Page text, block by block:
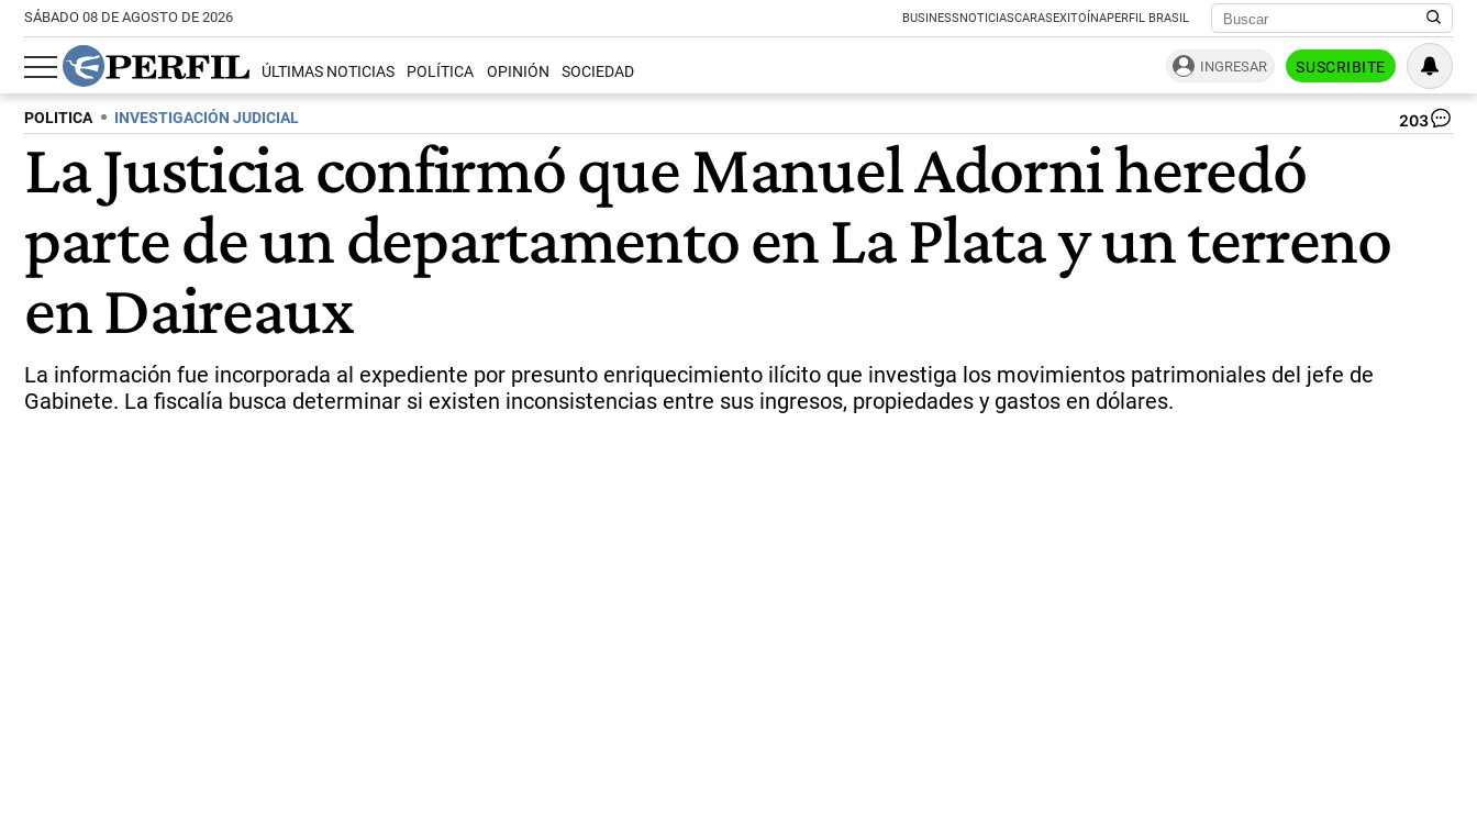
SÁBADO 08 DE AGOSTO DE 2026 BUSINESSNOTICIASCARASEXITOÍNAPERFIL BRASIL
ÚLTIMAS NOTICIAS POLÍTICA OPINIÓN SOCIEDAD INGRESAR SUSCRIBITE
POLITICA INVESTIGACIÓN JUDICIAL 203
La Justicia confirmó que Manuel Adorni heredó
parte de un departamento en La Plata y un terreno
en Daireaux
La información fue incorporada al expediente por presunto enriquecimiento ilícito que investiga los movimientos patrimoniales del jefe de
Gabinete. La fiscalía busca determinar si existen inconsistencias entre sus ingresos, propiedades y gastos en dólares.